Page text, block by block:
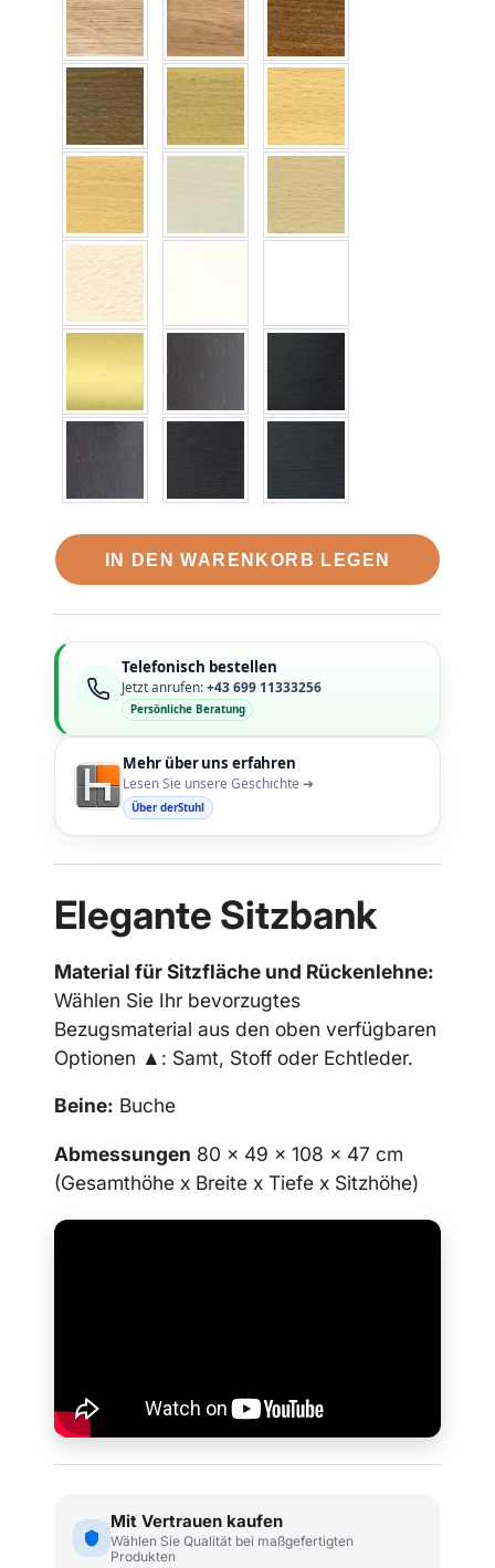
IN DEN WARENKORB LEGEN
Telefonisch bestellen
Jetzt anrufen:+43 699 11333256
Persönliche Beratung
Mehr über uns erfahren
Lesen Sie unsere Geschichte ➜
Über derStuhl
Elegante Sitzbank
Material für Sitzfläche und Rückenlehne:
Wählen Sie Ihr bevorzugtes
Bezugsmaterial aus den oben verfügbaren
Optionen ▲: Samt, Stoff oder Echtleder.
Beine: Buche
Abmessungen 80 x 49 x 108 x 47 cm
(Gesamthöhe x Breite x Tiefe x Sitzhöhe)
Mit Vertrauen kaufen
Wählen Sie Qualität bei maßgefertigten
Produkten